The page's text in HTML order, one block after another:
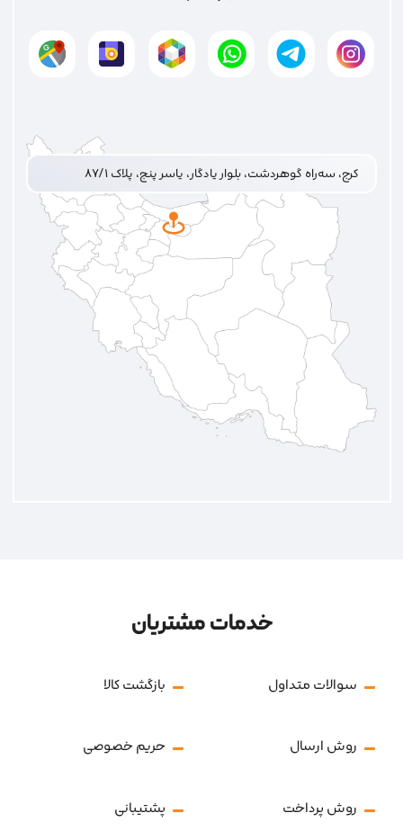
کرج، سه‌راه گوهردشت، بلوار یادگار، یاسر پنج، پلاک ۸۷/۱
خدمات مشتریان
سوالات متداول بازگشت کالا
روش ارسال حریم خصوصی
روش پرداخت پشتیبانی